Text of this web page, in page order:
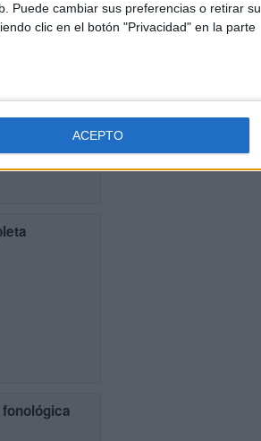
Puede cambiar sus preferencias o retirar su
clic en el botón "Privacidad" en la parte
ACEPTO
+ 40
La inferencia es
de indicios